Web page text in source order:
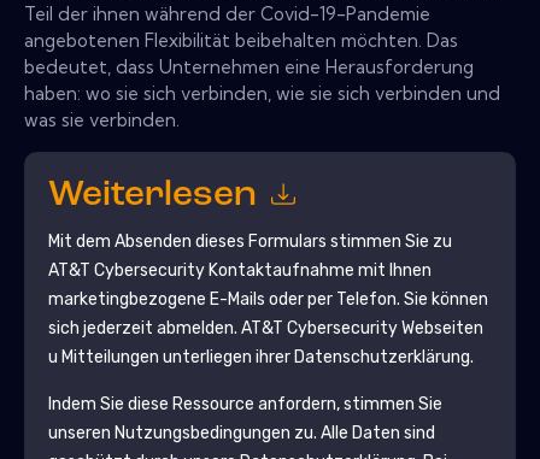
Teil der ihnen während der Covid-19-Pandemie
angebotenen Flexibilität beibehalten möchten. Das
bedeutet, dass Unternehmen eine Herausforderung
haben: wo sie sich verbinden, wie sie sich verbinden und
was sie verbinden.
Weiterlesen
Mit dem Absenden dieses Formulars stimmen Sie zu
AT&T CybersecurityKontaktaufnahme mit Ihnen
marketingbezogene E-Mails oder per Telefon. Sie können
sich jederzeit abmelden. AT&T CybersecurityWebseiten
u Mitteilungen unterliegen ihrer Datenschutzerklärung.
Indem Sie diese Ressource anfordern, stimmen Sie
unseren Nutzungsbedingungen zu. Alle Daten sind